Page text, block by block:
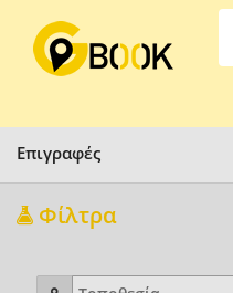
Επιγραφές
Φίλτρα